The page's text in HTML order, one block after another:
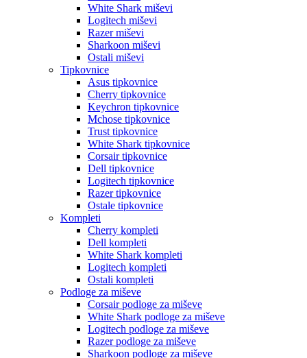
White Shark miševi
Logitech miševi
Razer miševi
Sharkoon miševi
Ostali miševi
Tipkovnice
Asus tipkovnice
Cherry tipkovnice
Keychron tipkovnice
Mchose tipkovnice
Trust tipkovnice
White Shark tipkovnice
Corsair tipkovnice
Dell tipkovnice
Logitech tipkovnice
Razer tipkovnice
Ostale tipkovnice
Kompleti
Cherry kompleti
Dell kompleti
White Shark kompleti
Logitech kompleti
Ostali kompleti
Podloge za miševe
Corsair podloge za miševe
White Shark podloge za miševe
Logitech podloge za miševe
Razer podloge za miševe
Sharkoon podloge za miševe